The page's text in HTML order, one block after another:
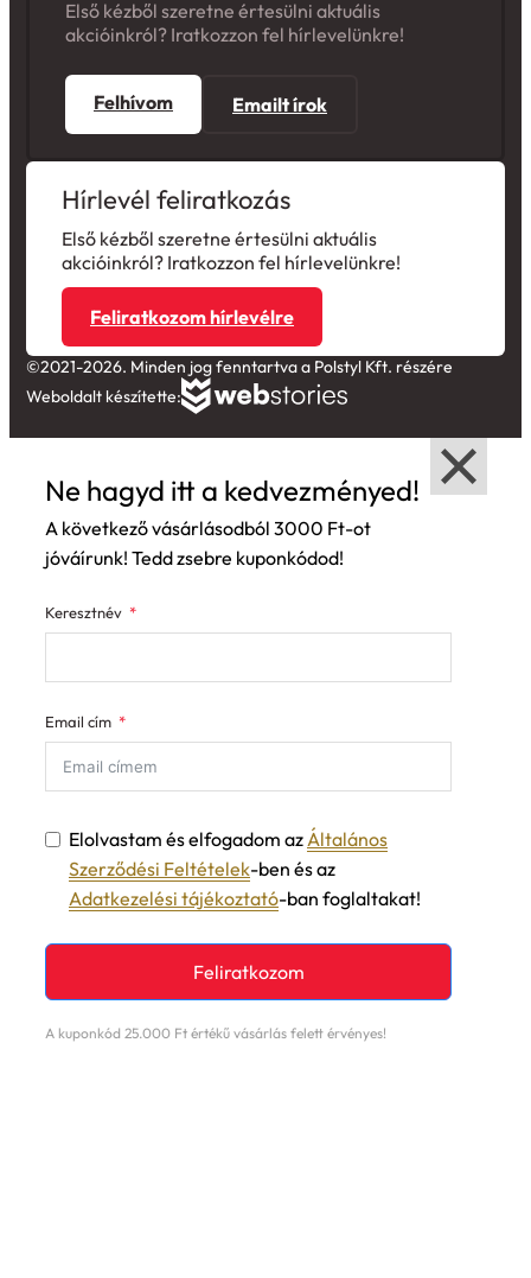
akcióinkról? Iratkozzon fel hírlevelünkre!
Felhívom
Hírlevél feliratkozás
Első kézből szeretne értesülni aktuális
akcióinkról? Iratkozzon fel hírlevelünkre!
Feliratkozom hírlevélre
©2021-2026. Minden jog fenntartva a Polstyl Kft. részére
Weboldalt készítette:
A következő vásárlásodból 3000 Ft-ot
jóváírunk! Tedd zsebre kuponkódod!
Szerződési Feltételek-ben és az
Adatkezelési tájékoztató-ban foglaltakat!
Feliratkozom
A kuponkód 25.000 Ft értékű vásárlás felett érvényes!